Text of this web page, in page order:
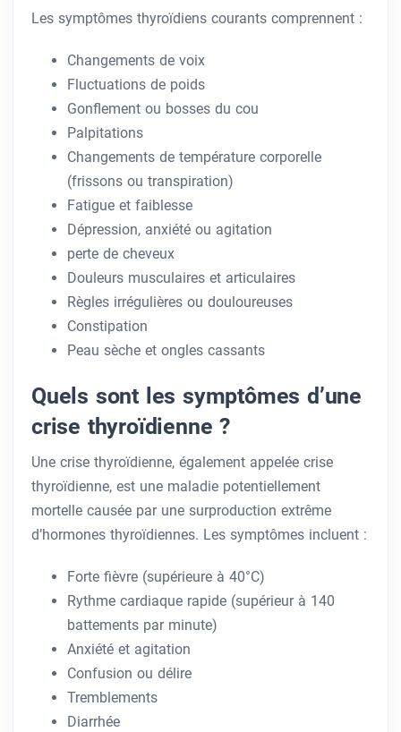
Les symptômes thyroïdiens courants comprennent :
Changements de voix
Fluctuations de poids
Gonflement ou bosses du cou
Palpitations
Changements de température corporelle
(frissons ou transpiration)
Fatigue et faiblesse
Dépression, anxiété ou agitation
perte de cheveux
Douleurs musculaires et articulaires
Règles irrégulières ou douloureuses
Constipation
Peau sèche et ongles cassants
Quels sont les symptômes d’une
crise thyroïdienne ?
Une crise thyroïdienne, également appelée crise
thyroïdienne, est une maladie potentiellement
mortelle causée par une surproduction extrême
d’hormones thyroïdiennes. Les symptômes incluent :
Forte fièvre (supérieure à 40°C)
Rythme cardiaque rapide (supérieur à 140
battements par minute)
Anxiété et agitation
Confusion ou délire
Tremblements
Diarrhée